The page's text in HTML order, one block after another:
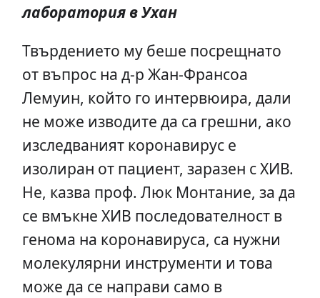
лаборатория в Ухан
Твърдението му беше посрещнато
от въпрос на д-р Жан-Франсоа
Лемуин, който го интервюира, дали
не може изводите да са грешни, ако
изследваният коронавирус е
изолиран от пациент, заразен с ХИВ.
Не, казва проф. Люк Монтание, за да
се вмъкне ХИВ последователност в
генома на коронавируса, са нужни
молекулярни инструменти и това
може да се направи само в